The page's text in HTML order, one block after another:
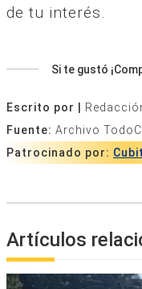
de tu interés.
Si te gustó
Escrito por |
Fuente: Archivo
Patrocinado por:
Artículos